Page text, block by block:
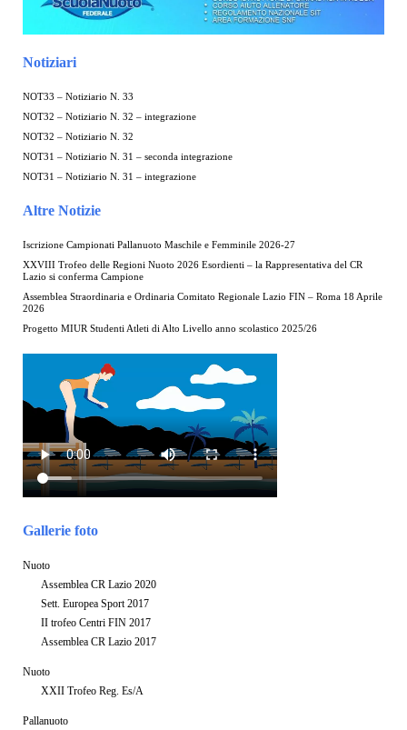
Notiziari
NOT33 – Notiziario N. 33
NOT32 – Notiziario N. 32 – integrazione
NOT32 – Notiziario N. 32
NOT31 – Notiziario N. 31 – seconda integrazione
NOT31 – Notiziario N. 31 – integrazione
Altre Notizie
Iscrizione Campionati Pallanuoto Maschile e Femminile 2026-27
XXVIII Trofeo delle Regioni Nuoto 2026 Esordienti – la Rappresentativa del CR
Lazio si conferma Campione
Assemblea Straordinaria e Ordinaria Comitato Regionale Lazio FIN – Roma 18 Aprile
2026
Progetto MIUR Studenti Atleti di Alto Livello anno scolastico 2025/26
Gallerie foto
Nuoto
Assemblea CR Lazio 2020
Sett. Europea Sport 2017
II trofeo Centri FIN 2017
Assemblea CR Lazio 2017
Nuoto
XXII Trofeo Reg. Es/A
Pallanuoto